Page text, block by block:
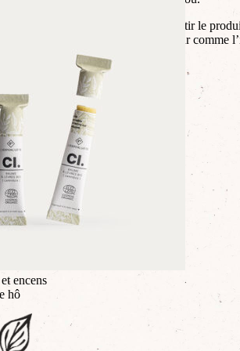
poussez le stick par le bas et faites sortir le
sur votre peau sur les zones de chaleur
et fruitées :
Fleur d’oranger
et épicées :
encens
hô